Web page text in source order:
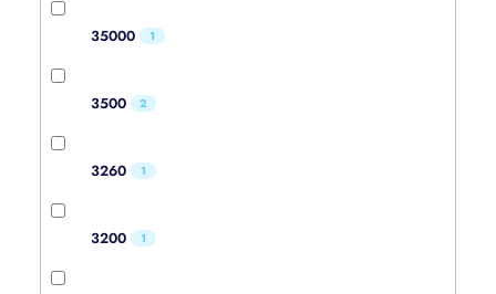
35000 1
3500 2
3260 1
3200 1